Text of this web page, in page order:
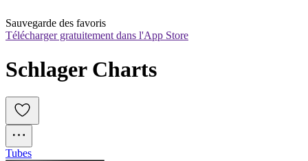
Sauvegarde des favoris
Télécharger gratuitement dans l'App Store
Schlager Charts
Tubes